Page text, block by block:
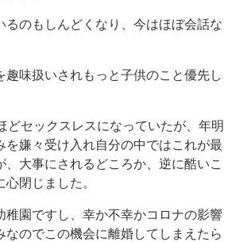
るのもしんどくなり、今はほぼ会話な
趣味扱いされもっと子供のこと優先し
どセックスレスになっていたが、年明
を嫌々受け入れ自分の中ではこれが最
、大事にされるどころか、逆に酷いこ
閉じました。
稚園ですし、幸か不幸かコロナの影響
なのでこの機会に離婚してしまえたら